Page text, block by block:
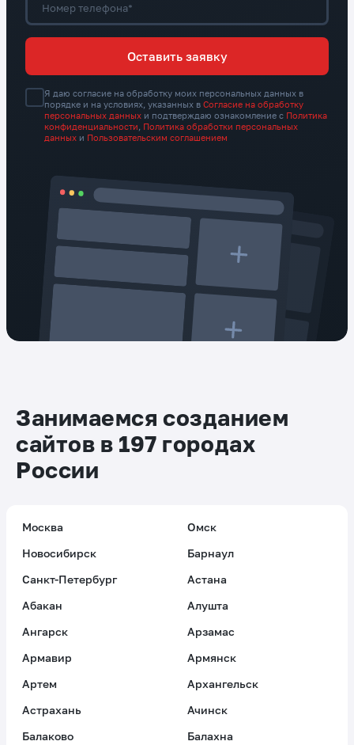
Номер телефона*
Оставить заявку
Я даю согласие на обработку моих персональных данных в
порядке и на условиях, указанных в Согласие на обработку
персональных данных и подтверждаю ознакомление с Политика
конфиденциальности
Политика обработки персональных
данных и Пользовательским соглашением
Занимаемся созданием
сайтов в 197 городах
России
Москва
Омск
Новосибирск
Барнаул
Санкт-Петербург
Астана
Абакан
Алушта
Ангарск
Арзамас
Армавир
Армянск
Артем
Архангельск
Астрахань
Ачинск
Балаково
Балахна